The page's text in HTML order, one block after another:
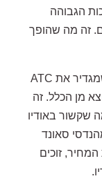
הגבוהה
זה מה שהופך
החתירה חסרת הפשרות לאיכות היא מה שמגדיר את ATC
מן הכלל. זה
שקשור באודיו
סאונד
זוכים